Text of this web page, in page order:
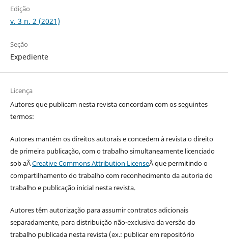
Edição
v. 3 n. 2 (2021)
Seção
Expediente
Licença
Autores que publicam nesta revista concordam com os seguintes
termos:
Autores mantém os direitos autorais e concedem à revista o direito
de primeira publicação, com o trabalho simultaneamente licenciado
sob aÂCreative Commons Attribution LicenseÂ que permitindo o
compartilhamento do trabalho com reconhecimento da autoria do
trabalho e publicação inicial nesta revista.
Autores têm autorização para assumir contratos adicionais
separadamente, para distribuição não-exclusiva da versão do
trabalho publicada nesta revista (ex.: publicar em repositório